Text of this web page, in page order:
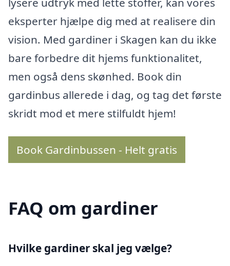
eksperter hjælpe dig med at realisere din
vision. Med gardiner i Skagen kan du ikke
bare forbedre dit hjems funktionalitet,
men også dens skønhed. Book din
gardinbus allerede i dag, og tag det første
skridt mod et mere stilfuldt hjem!
Book Gardinbussen - Helt gratis
FAQ om gardiner
Hvilke gardiner skal jeg vælge?